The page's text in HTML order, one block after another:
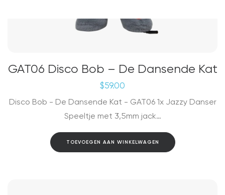
GAT06 Disco Bob – De Dansende Kat
$59.00
Disco Bob - De Dansende Kat - GAT06 1x Jazzy Danser
Speeltje met 3,5mm jack…
TOEVOEGEN AAN WINKELWAGEN